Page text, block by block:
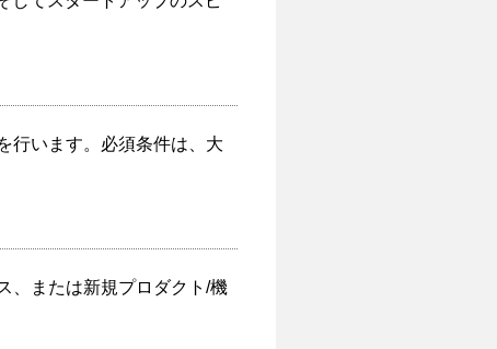
行います。必須条件は、大
、または新規プロダクト/機